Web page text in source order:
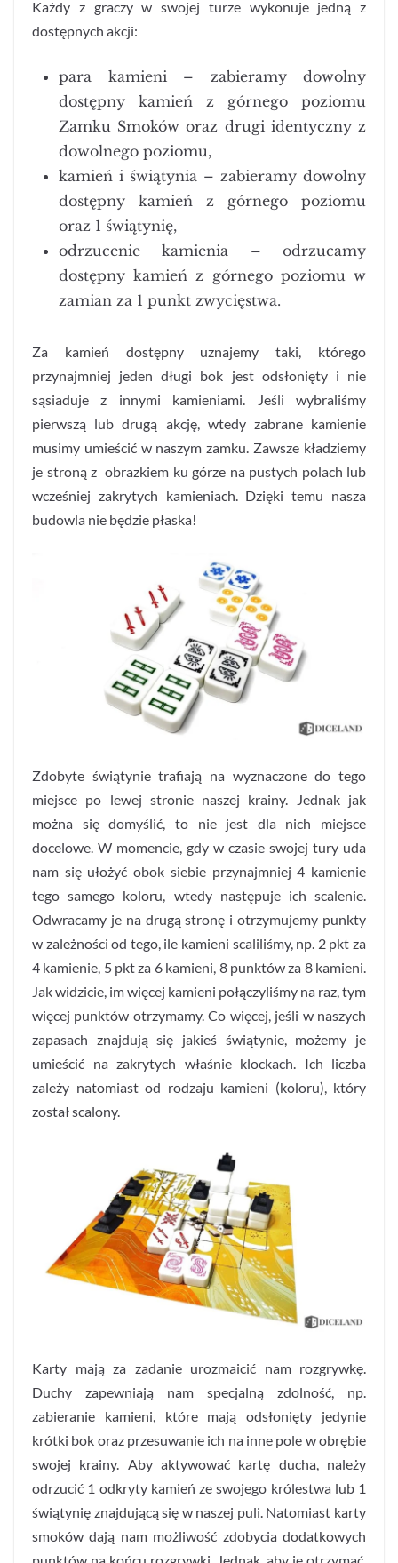
Każdy z graczy w swojej turze wykonuje jedną z
dostępnych akcji:
para kamieni – zabieramy dowolny
dostępny kamień z górnego poziomu
Zamku Smoków oraz drugi identyczny z
dowolnego poziomu,
kamień i świątynia – zabieramy dowolny
dostępny kamień z górnego poziomu
oraz 1 świątynię,
odrzucenie kamienia – odrzucamy
dostępny kamień z górnego poziomu w
zamian za 1 punkt zwycięstwa.
Za kamień dostępny uznajemy taki, którego
przynajmniej jeden długi bok jest odsłonięty i nie
sąsiaduje z innymi kamieniami. Jeśli wybraliśmy
pierwszą lub drugą akcję, wtedy zabrane kamienie
musimy umieścić w naszym zamku. Zawsze kładziemy
je stroną z obrazkiem ku górze na pustych polach lub
wcześniej zakrytych kamieniach. Dzięki temu nasza
budowla nie będzie płaska!
Zdobyte świątynie trafiają na wyznaczone do tego
miejsce po lewej stronie naszej krainy. Jednak jak
można się domyślić, to nie jest dla nich miejsce
docelowe. W momencie, gdy w czasie swojej tury uda
nam się ułożyć obok siebie przynajmniej 4 kamienie
tego samego koloru, wtedy następuje ich scalenie.
Odwracamy je na drugą stronę i otrzymujemy punkty
w zależności od tego, ile kamieni scaliliśmy, np. 2 pkt za
4 kamienie, 5 pkt za 6 kamieni, 8 punktów za 8 kamieni.
Jak widzicie, im więcej kamieni połączyliśmy na raz, tym
więcej punktów otrzymamy. Co więcej, jeśli w naszych
zapasach znajdują się jakieś świątynie, możemy je
umieścić na zakrytych właśnie klockach. Ich liczba
zależy natomiast od rodzaju kamieni (koloru), który
został scalony.
Karty mają za zadanie urozmaicić nam rozgrywkę.
Duchy zapewniają nam specjalną zdolność, np.
zabieranie kamieni, które mają odsłonięty jedynie
krótki bok oraz przesuwanie ich na inne pole w obrębie
swojej krainy. Aby aktywować kartę ducha, należy
odrzucić 1 odkryty kamień ze swojego królestwa lub 1
świątynię znajdującą się w naszej puli. Natomiast karty
smoków dają nam możliwość zdobycia dodatkowych
punktów na końcu rozgrywki. Jednak, aby je otrzymać,